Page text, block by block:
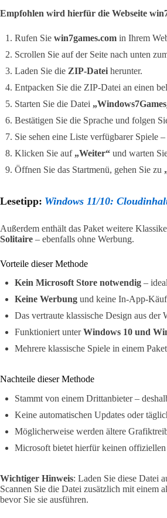
Empfohlen wird hierfür die Webseite
Rufen Sie win7games.com in Ihrem
Scrollen Sie auf der Seite nach unten
Laden Sie die ZIP-Datei herunter.
Entpacken Sie die ZIP-Datei an einen
Starten Sie die Datei
Bestätigen Sie die Sprache und folgen
Sie sehen eine Liste verfügbarer Spiele
Klicken Sie auf „Weiter“ und warten
Öffnen Sie das Startmenü, gehen Sie zu
Lesetipp: Windows 11/10:
Außerdem enthält das Paket weitere
Solitaire – ebenfalls ohne Werbung.
Vorteile dieser Methode
Kein Microsoft Store notwendig –
Keine Werbung und keine In-App-
Das vertraute klassische Design aus der
Funktioniert unterWindows 10 und
Mehrere klassische Spiele in einem
Nachteile dieser Methode
Stammt von einem Drittanbieter –
Keine automatischen Updates oder
Möglicherweise werden ältere
Microsoft bietet hierfür keinen offiziellen
Wichtiger Hinweis: Laden Sie diese Datei
Scannen Sie die Datei zusätzlich mit einem
bevor Sie sie ausführen.